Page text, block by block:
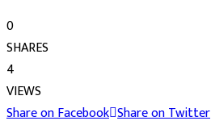
0
SHARES
4
VIEWS
Share on Facebook Share on Twitter